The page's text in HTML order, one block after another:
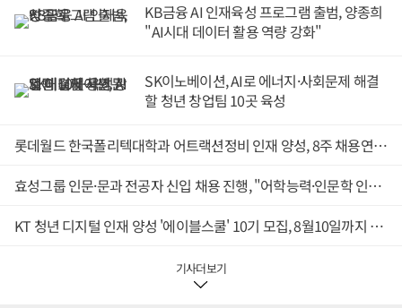
KB금융 AI 인재육성 프로그램 출범, 양종희
"AI시대 데이터 활용 역량 강화"
SK이노베이션, AI로 에너지·사회문제 해결
할 청년 창업팀 10곳 육성
롯데월드 한국폴리텍대학과 어트랙션정비 인재 양성, 8주 채용연계 인턴십 운영
효성그룹 인문·문과 전공자 신입 채용 진행, "어학능력·인문학 인재 모집"
KT 청년 디지털 인재 양성 '에이블스쿨' 10기 모집, 8월10일까지 접수
기사더보기